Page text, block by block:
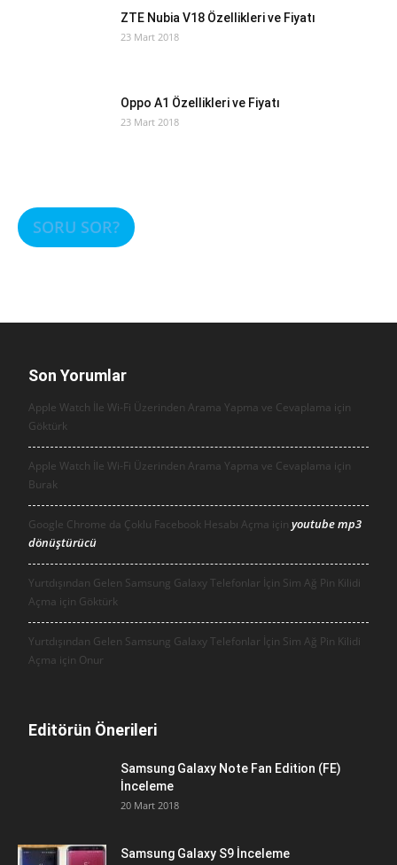
ZTE Nubia V18 Özellikleri ve Fiyatı
23 Mart 2018
Oppo A1 Özellikleri ve Fiyatı
23 Mart 2018
SORU SOR?
Son Yorumlar
Apple Watch İle Wi-Fi Üzerinden Arama Yapma ve Cevaplama için
Göktürk
Apple Watch İle Wi-Fi Üzerinden Arama Yapma ve Cevaplama için
Burak
Google Chrome da Çoklu Facebook Hesabı Açma için youtube mp3
dönüştürücü
Yurtdışından Gelen Samsung Galaxy Telefonlar İçin Sim Ağ Pin Kilidi
Açma için Göktürk
Yurtdışından Gelen Samsung Galaxy Telefonlar İçin Sim Ağ Pin Kilidi
Açma için Onur
Editörün Önerileri
Samsung Galaxy Note Fan Edition (FE)
İnceleme
20 Mart 2018
Samsung Galaxy S9 İnceleme